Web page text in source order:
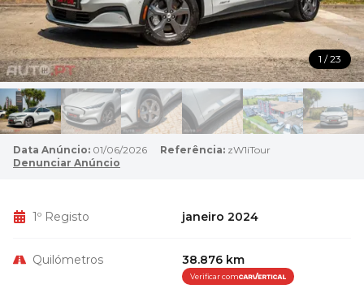
1 / 23
Data Anúncio: 01/06/2026 Referência: zW1iTour
Denunciar Anúncio
1º Registo janeiro 2024
Quilómetros 38.876 km
Verificar com